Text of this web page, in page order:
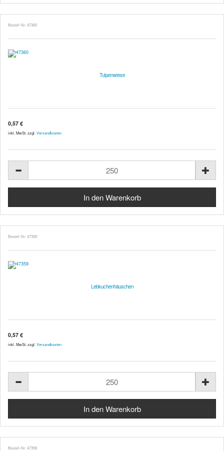
Bestell-Nr. 47360
Tulpenwiese
0,57 €
inkl. MwSt. zzgl. Versandkosten
Bestell-Nr. 47359
Lebkuchenhäuschen
0,57 €
inkl. MwSt. zzgl. Versandkosten
Bestell-Nr. 47358